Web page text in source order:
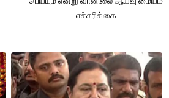
எச்சரிக்கை